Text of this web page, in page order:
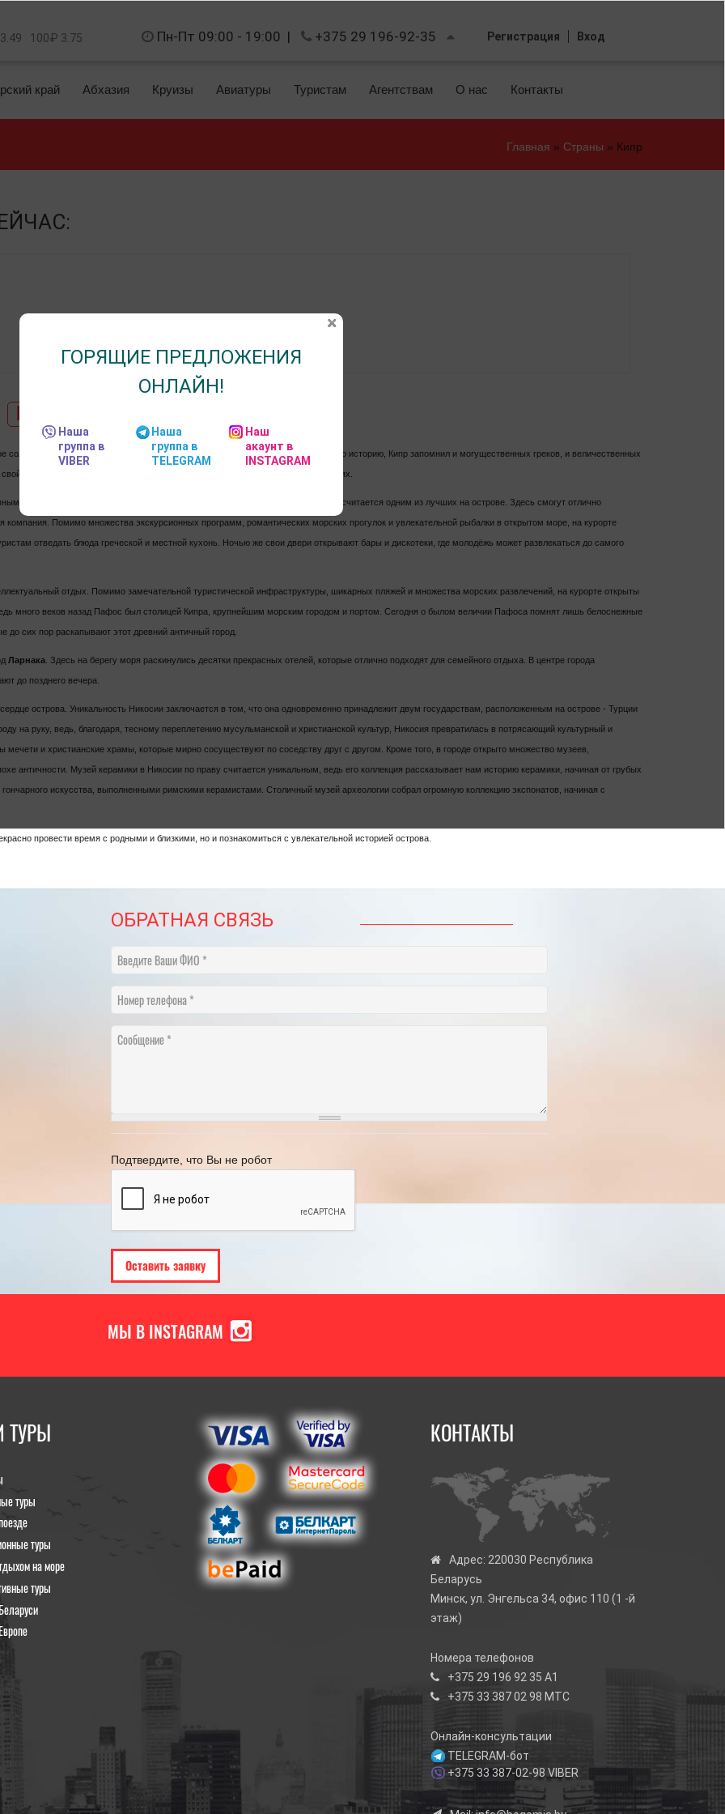
100₽ 3.75 Пн-Пт 09:00 - 19:00 | +375 29 196-92-35 Регистрация Вход
край Абхазия Круизы Авиатуры Туристам Агентствам О нас Контакты
Главная » Страны » Кипр
Никосия
солнце, мягкий песок и бесконечная красота местной природы. За многовековую историю, Кипр запомнил и могущественных греков, и величественных
отпечаток, который до сих пор можно увидеть в местной культуре и традициях.
центрами туризма на острове. Курорт вот уже много лет подряд считается одним из лучших на острове. Здесь смогут отлично
Помимо множества экскурсионных программ, романтических морских прогулок и увлекательной рыбалки в открытом море, на курорте
отведать блюда греческой и местной кухонь. Ночью же свои двери открывают бары и дискотеки, где молодёжь может развлекаться до самого
отдых. Помимо замечательной туристической инфраструктуры, шикарных пляжей и множества морских развлечений, на курорте открыты
много веков назад Пафос был столицей Кипра, крупнейшим морским городом и портом. Сегодня о былом величии Пафоса помнят лишь белоснежные
до сих пор раскапывают этот древний античный город.
Ларнака . Здесь на берегу моря раскинулись десятки прекрасных отелей, которые отлично подходят для семейного отдыха. В центре города
до позднего вечера.
острова. Уникальность Никосии заключается в том, что она одновременно принадлежит двум государствам, расположенным на острове - Турции
на руку, ведь, благодаря, тесному переплетению мусульманской и христианской культур, Никосия превратилась в потрясающий культурный и
и христианские храмы, которые мирно сосуществуют по соседству друг с другом. Кроме того, в городе открыто множество музеев,
античности. Музей керамики в Никосии по праву считается уникальным, ведь его коллекция рассказывает нам историю керамики, начиная от грубых
искусства, выполненными римскими керамистами. Столичный музей археологии собрал огромную коллекцию экспонатов, начиная с
провести время с родными и близкими, но и познакомиться с увлекательной историей острова.
[Читать полностью] 18.05.2022 21.11.2024
ОБРАТНАЯ СВЯЗЬ
Введите Ваши ФИО
Номер телефона
Сообщение
Подтвердите, что Вы не робот
МЫ В INSTAGRAM
ТУРЫ
туры
туры
на море
туры
КОНТАКТЫ
Адрес: 220030 Республика
Беларусь
Минск, ул. Энгельса 34, офис 110 (1 -й
этаж)
Номера телефонов
+375 29 196 92 35 А1
+375 33 387 02 98 МТС
Онлайн-консультации
TELEGRAM-бот
+375 33 387-02-98 VIBER
ГОРЯЩИЕ ПРЕДЛОЖЕНИЯ
ОНЛАЙН!
Наша
группа в
VIBER
Наша
группа в
TELEGRAM
Наш
акаунт в
INSTAGRAM